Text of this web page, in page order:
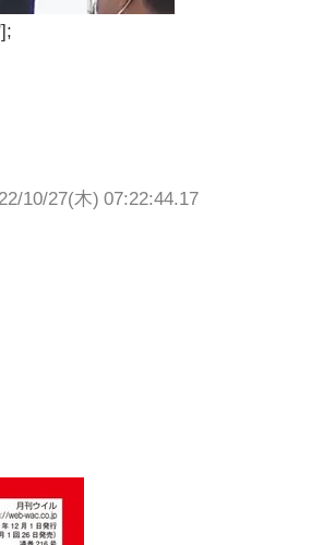
10/27(木) 07:22:44.17